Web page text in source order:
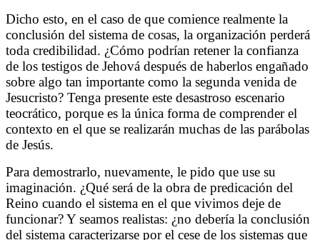
Dicho esto, en el caso de que comience realmente la
conclusión del sistema de cosas, la organización perderá
toda credibilidad. ¿Cómo podrían retener la confianza
de los testigos de Jehová después de haberlos engañado
sobre algo tan importante como la segunda venida de
Jesucristo? Tenga presente este desastroso escenario
teocrático, porque es la única forma de comprender el
contexto en el que se realizarán muchas de las parábolas
de Jesús.
Para demostrarlo, nuevamente, le pido que use su
imaginación. ¿Qué será de la obra de predicación del
Reino cuando el sistema en el que vivimos deje de
funcionar? Y seamos realistas: ¿no debería la conclusión
del sistema caracterizarse por el cese de los sistemas que